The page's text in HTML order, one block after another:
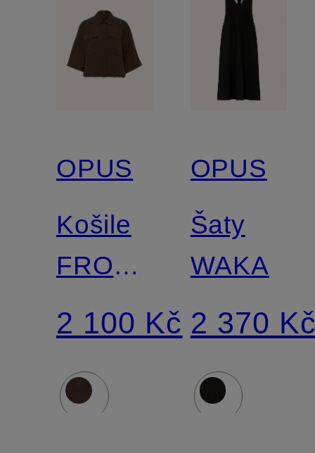
OPUS
Košile
FROPA
s 3/4
rukávy
2 100 Kč
OPUS
Šaty
WAKA
2 370